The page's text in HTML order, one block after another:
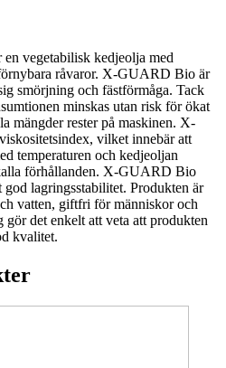
vegetabilisk kedjeolja med
råvaror. X-GUARD Bio är
smörjning och fästförmåga. Tack
minskas utan risk för ökat
mängder rester på maskinen. X-
vilket innebär att
temperaturen och kedjeoljan
förhållanden. X-GUARD Bio
lagringsstabilitet. Produkten är
vatten, giftfri för människor och
det enkelt att veta att produkten
kvalitet.